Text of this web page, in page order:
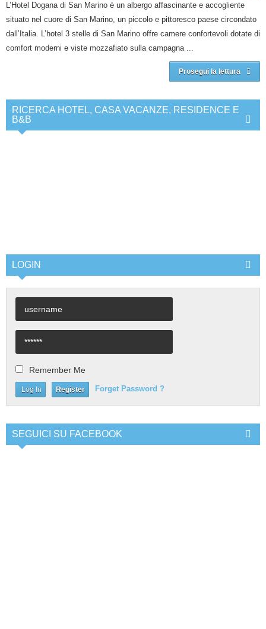
L’Hotel Dogana di San Marino è un albergo affascinante e accogliente
situato nel cuore di San Marino, un piccolo e pittoresco paese circondato
dall’Italia. L’hotel 3 stelle di San Marino offre camere confortevoli dotate di
comfort moderni e viste mozzafiato sulla campagna ...
Prosegui la lettura
RICERCA HOTEL, CASA VACANZE, RESIDENCE E
B&B
LOGIN
Remember Me
Forget Password ?
Register
SEGUICI SU FACEBOOK